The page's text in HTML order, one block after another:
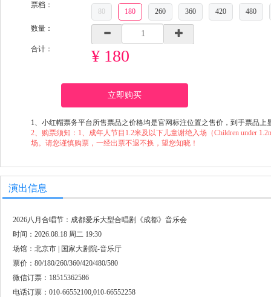
票档：
80 180 260 360 420
480
数量：
合计： ¥ 180
立即购买
1、小红帽票务平台所售票品之价格均是官网标注位置之售价，到手票品
2、购票须知：1、成年人节目1.2米及以下儿童谢绝入场（Children under
场。请您谨慎购票，一经出票不退不换，望您知晓！
演出信息
2026八月合唱节：成都爱乐大型合唱剧《成都》音乐会
时间：2026.08.18 周二 19:30
场馆：北京市 | 国家大剧院-音乐厅
票价：80/180/260/360/420/480/580
微信订票：18515362586
电话订票：010-66552100,010-66552258